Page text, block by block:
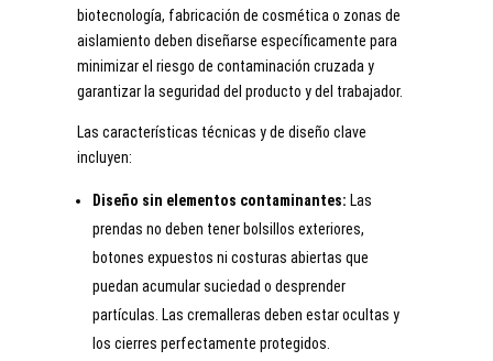
biotecnología, fabricación de cosmética o zonas de
aislamiento deben diseñarse específicamente para
minimizar el riesgo de contaminación cruzada y
garantizar la seguridad del producto y del trabajador.
Las características técnicas y de diseño clave
incluyen:
Diseño sin elementos contaminantes: Las
prendas no deben tener bolsillos exteriores,
botones expuestos ni costuras abiertas que
puedan acumular suciedad o desprender
partículas. Las cremalleras deben estar ocultas y
los cierres perfectamente protegidos.